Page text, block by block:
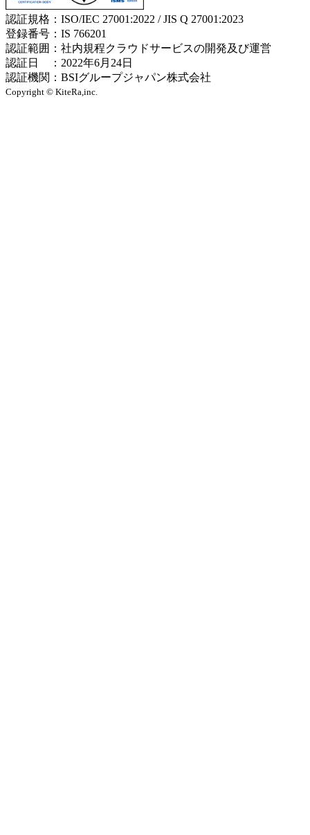
認証規格：ISO/IEC 27001:2022 / JIS Q 27001:2023
登録番号：IS 766201
認証範囲：社内規程クラウドサービスの開発及び運営
認証日 ：2022年6月24日
認証機関：BSIグループジャパン株式会社
Copyright © KiteRa,inc.